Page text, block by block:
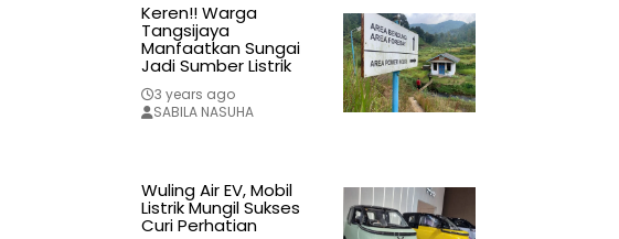
Keren!! Warga
Tangsijaya
Manfaatkan Sungai
Jadi Sumber Listrik
3 years ago
SABILA NASUHA
Wuling Air EV, Mobil
Listrik Mungil Sukses
Curi Perhatian